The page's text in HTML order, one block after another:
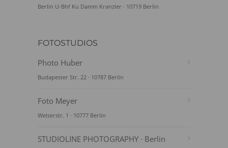
Berlin U-Bhf Ku Damm Kranzler · 10719 Berlin
FOTOSTUDIOS
Photo Huber
Budapester Str. 22 · 10787 Berlin
Foto Meyer
Welserstr. 1 · 10777 Berlin
STUDIOLINE PHOTOGRAPHY · Berlin